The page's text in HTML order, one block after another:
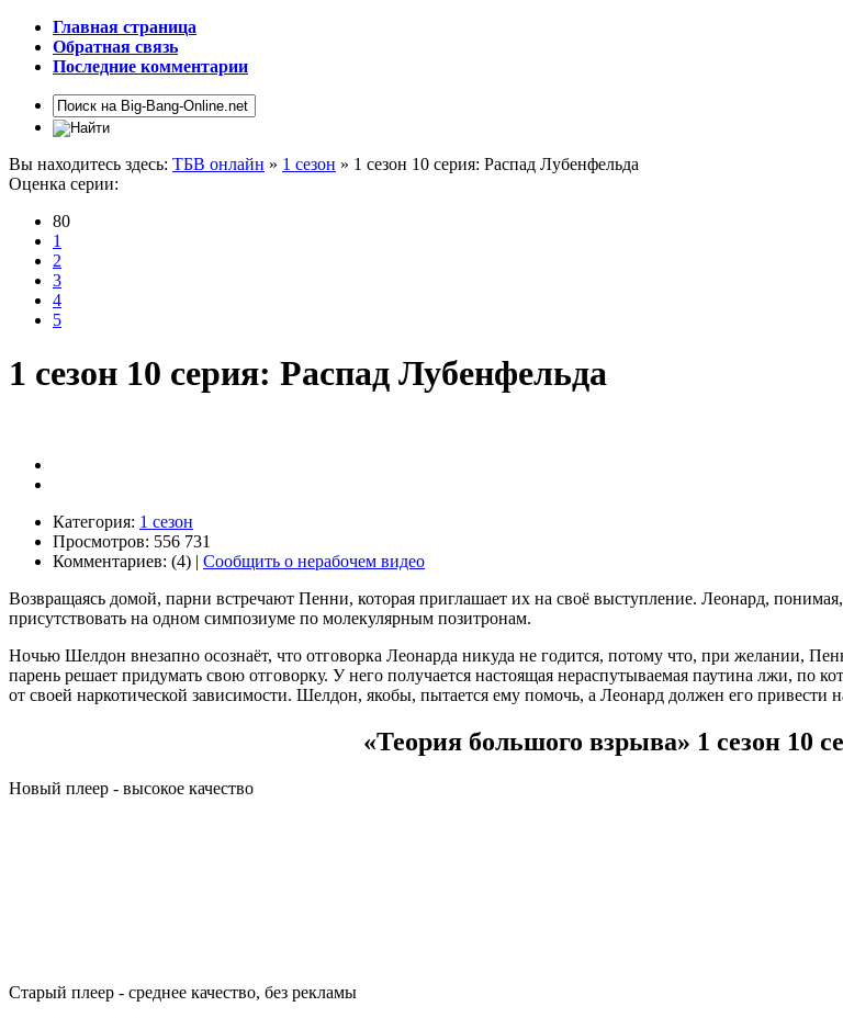
Главная страница
Обратная связь
Последние комментарии
Вы находитесь здесь: ТБВ онлайн » 1 сезон » 1 сезон 10 серия: Распад Лубенфельда
Оценка серии:
80
1
2
3
4
5
1 сезон 10 серия: Распад Лубенфельда
Категория: 1 сезон
Просмотров: 556 731
Комментариев: (4) | Сообщить о нерабочем видео
Возвращаясь домой, парни встречают Пенни, которая приглашает их на своё выступление. Леонард,
присутствовать на одном симпозиуме по молекулярным позитронам.
Ночью Шелдон внезапно осознаёт, что отговорка Леонарда никуда не годится, потому что, при желании,
парень решает придумать свою отговорку. У него получается настоящая нераспутываемая паутина лжи, по
от своей наркотической зависимости. Шелдон, якобы, пытается ему помочь, а Леонард должен его
«Теория большого взрыва» 1 сезон 10
Новый плеер - высокое качество
Старый плеер - среднее качество, без рекламы